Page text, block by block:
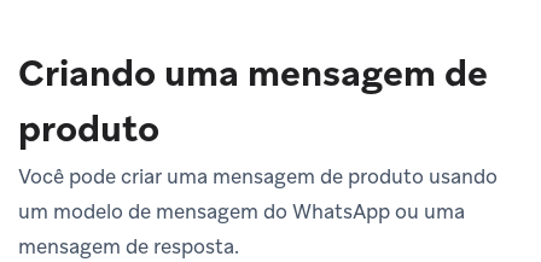
Criando uma mensagem de
produto
Você pode criar uma mensagem de produto usando
um modelo de mensagem do WhatsApp ou uma
mensagem de resposta.